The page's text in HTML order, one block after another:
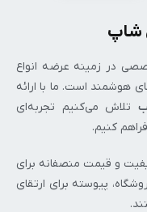
شاپ
در زمینه عرضه انواع
هوشمند است. ما با ارائه
تلاش می‌کنیم تجربه‌ای
کنیم.
و قیمت منصفانه برای
پیوسته برای ارتقای